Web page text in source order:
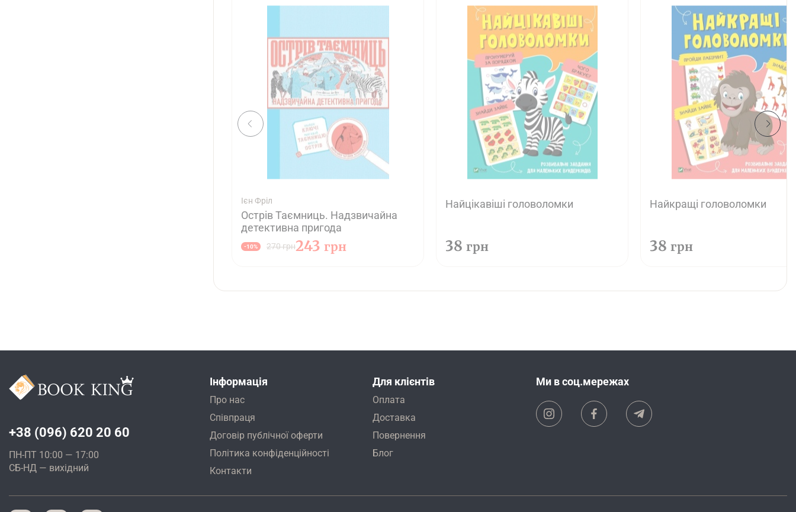
Ієн Фріл
Острів Таємниць. Надзвичайна
детективна пригода
270 грн
-10% 243 грн
Найцікавіші головоломки
38 грн
Найкращі головоломки
38 грн
+38 (096) 620 20 60
ПН-ПТ 10:00 — 17:00
СБ-НД — вихідний
Інформація
Про нас
Співпраця
Договір публічної оферти
Політика конфіденційності
Контакти
Для клієнтів
Оплата
Доставка
Повернення
Блог
Ми в соц.мережах